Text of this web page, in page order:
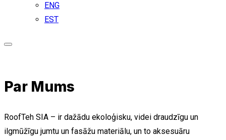
ENG
EST
Par Mums
RoofTeh SIA – ir dažādu ekoloģisku, videi draudzīgu un
ilgmūžīgu jumtu un fasāžu materiālu, un to aksesuāru